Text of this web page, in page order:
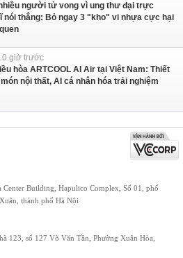
người tử vong vì ung thư đại trực
nói thẳng: Bỏ ngay 3 "kho" vi nhựa cực hại
giờ trước
hòa ARTCOOL AI Air tại Việt Nam: Thiết
nội thất, AI cá nhân hóa trải nghiệm
Center Building, Hapulico Complex, Số 01, phố
thành phố Hà Nội
123, số 127 Võ Văn Tần, Phường Xuân Hòa,